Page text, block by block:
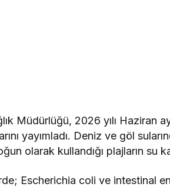
Müdürlüğü, 2026 yılı Haziran
yayımladı. Deniz ve göl
olarak kullandığı plajların su
Escherichia coli ve intestinal